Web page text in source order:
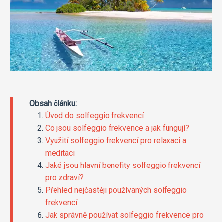
Obsah článku:
Úvod do solfeggio frekvencí
Co jsou solfeggio frekvence a jak fungují?
Využití solfeggio frekvencí pro relaxaci a
meditaci
Jaké jsou hlavní benefity solfeggio frekvencí
pro zdraví?
Přehled nejčastěji používaných solfeggio
frekvencí
Jak správně používat solfeggio frekvence pro